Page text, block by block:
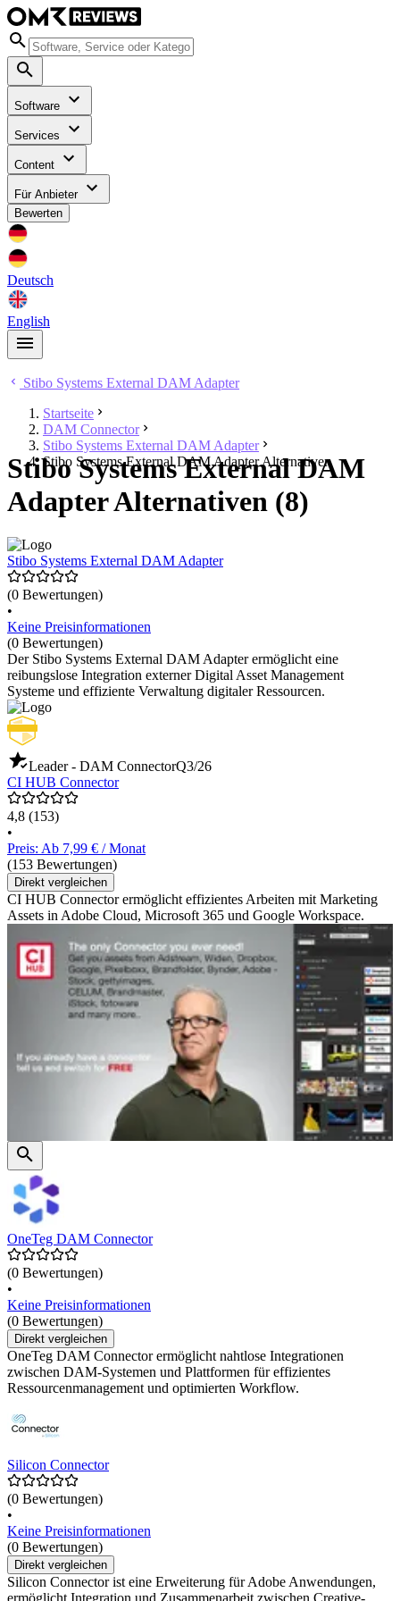
Software
Services
Content
Für Anbieter
Bewerten
Deutsch
English
Stibo Systems External DAM Adapter
Startseite
DAM Connector
Stibo Systems External DAM Adapter
Stibo Systems External DAM Adapter Alternativen
Stibo Systems External DAM
Adapter Alternativen (8)
Stibo Systems External DAM Adapter
(0 Bewertungen)
•
Keine Preisinformationen
(0 Bewertungen)
Der Stibo Systems External DAM Adapter ermöglicht eine
reibungslose Integration externer Digital Asset Management
Systeme und effiziente Verwaltung digitaler Ressourcen.
Leader - DAM ConnectorQ3/26
CI HUB Connector
4,8 (153)
•
Preis: Ab 7,99 € / Monat
(153 Bewertungen)
Direkt vergleichen
CI HUB Connector ermöglicht effizientes Arbeiten mit Marketing
Assets in Adobe Cloud, Microsoft 365 und Google Workspace.
OneTeg DAM Connector
(0 Bewertungen)
•
Keine Preisinformationen
(0 Bewertungen)
Direkt vergleichen
OneTeg DAM Connector ermöglicht nahtlose Integrationen
zwischen DAM-Systemen und Plattformen für effizientes
Ressourcenmanagement und optimierten Workflow.
Silicon Connector
(0 Bewertungen)
•
Keine Preisinformationen
(0 Bewertungen)
Direkt vergleichen
Silicon Connector ist eine Erweiterung für Adobe Anwendungen,